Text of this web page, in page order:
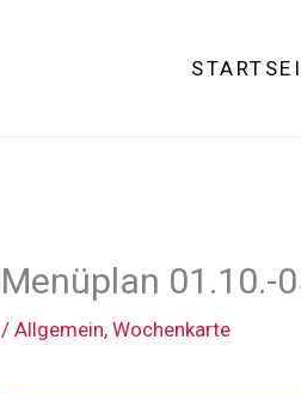
Menüplan 01.10.-
/ Allgemein, Wochenkarte